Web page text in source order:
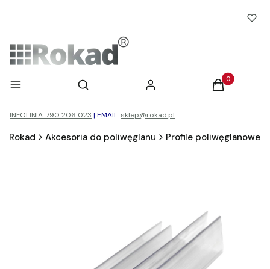
Menu Otwórz wyszukiwarkę
Szukaj Zaloguj się Produkty w
Koszyk
INFOLINIA: 790 206 023 | EMAIL: sklep@rokad.pl
Rokad Akcesoria do poliwęglanu Profile poliwęglanowe